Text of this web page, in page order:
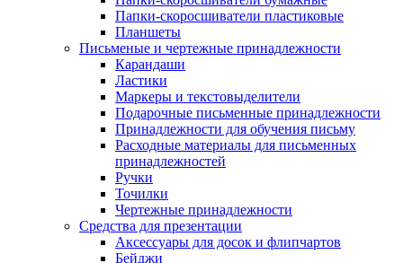
Папки-скоросшиватели пластиковые
Планшеты
Письменые и чертежные принадлежности
Карандаши
Ластики
Маркеры и текстовыделители
Подарочные письменные принадлежности
Принадлежности для обучения письму
Расходные материалы для письменных
принадлежностей
Ручки
Точилки
Чертежные принадлежности
Средства для презентации
Аксессуары для досок и флипчартов
Бейджи